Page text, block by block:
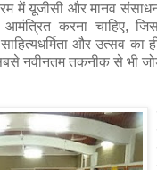
में यूजीसी और मानव
आमंत्रित करना चाहिए,
और उत्सव
सबसे नवीनतम तकनीक से भी